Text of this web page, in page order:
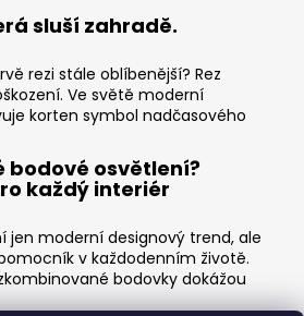
sluší zahradě.
rezi stále oblíbenější? Rez
Ve světě moderní
korten symbol nadčasového
bodové osvětlení?
každý interiér
jen moderní designový trend, ale
v každodenním životě.
bodovky dokážou